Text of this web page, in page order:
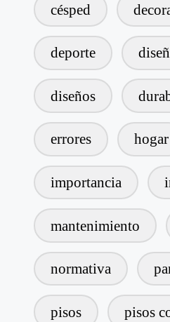
césped
deporte
diseños
errores hogar
importancia
mantenimiento
normativa
pisos pisos